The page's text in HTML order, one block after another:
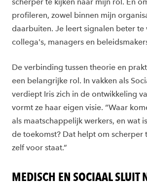
profileren, zowel binnen mijn
daarbuiten. Je leert signalen beter te
collega's, managers en
De verbinding tussen theorie en
een belangrijke rol. In vakken als
verdiept Iris zich in de ontwikkeling
vormt ze haar eigen visie. “Waar
als maatschappelijk werkers, en wat
de toekomst? Dat helpt om scherper
zelf voor staat.”
MEDISCH EN SOCIAAL SLUIT